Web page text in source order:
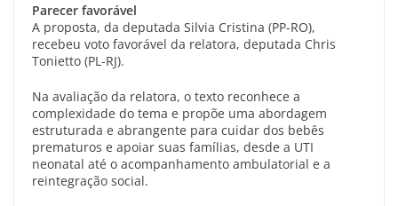
Parecer favorável
A proposta, da deputada Silvia Cristina (PP-RO),
recebeu voto favorável da relatora, deputada Chris
Tonietto (PL-RJ).
Na avaliação da relatora, o texto reconhece a
complexidade do tema e propõe uma abordagem
estruturada e abrangente para cuidar dos bebês
prematuros e apoiar suas famílias, desde a UTI
neonatal até o acompanhamento ambulatorial e a
reintegração social.